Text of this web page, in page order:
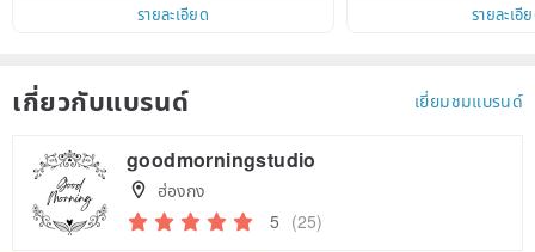
รายละเอียด รายละเอี
เกี่ยวกับแบรนด์ เยี่ยมชมแบรนด์
goodmorningstudio
ฮ่องกง
5 (25)